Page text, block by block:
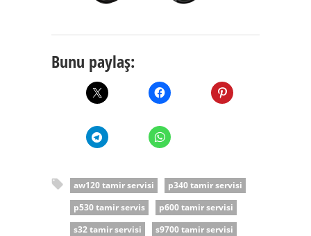
Bunu paylaş:
aw120 tamir servisi
p340 tamir servisi
p530 tamir servis
p600 tamir servisi
s32 tamir servisi
s9700 tamir servisi